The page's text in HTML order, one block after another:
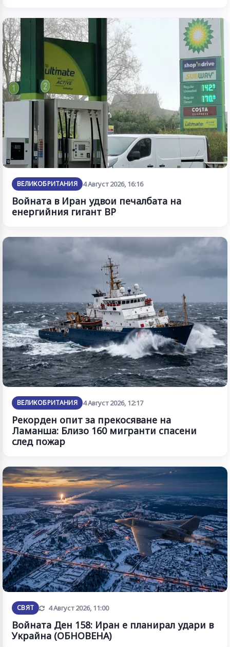
ВЕЛИКОБРИТАНИЯ 4 Август 2026, 16:16
Войната в Иран удвои печалбата на
енергийния гигант BP
ВЕЛИКОБРИТАНИЯ 4 Август 2026, 12:17
Рекорден опит за прекосяване на
Ламанша: Близо 160 мигранти спасени
след пожар
СВЯТ Обновена
4 Август 2026, 11:00
Войната Ден 158: Иран е планирал удари в
Украйна (ОБНОВЕНА)